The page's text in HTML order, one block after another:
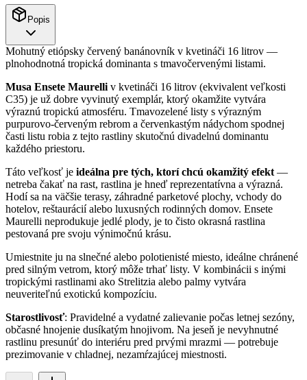
Popis
Mohutný etiópsky červený banánovník v kvetináči 16 litrov —
plnohodnotná tropická dominanta s tmavočervenými listami.
Musa Ensete Maurelli v kvetináči 16 litrov (ekvivalent veľkosti
C35) je už dobre vyvinutý exemplár, ktorý okamžite vytvára
výraznú tropickú atmosféru. Tmavozelené listy s výrazným
purpurovo-červeným rebrom a červenkastým nádychom spodnej
časti listu robia z tejto rastliny skutočnú divadelnú dominantu
každého priestoru.
Táto veľkosť je ideálna pre tých, ktorí chcú okamžitý efekt —
netreba čakať na rast, rastlina je hneď reprezentatívna a výrazná.
Hodí sa na väčšie terasy, záhradné parketové plochy, vchody do
hotelov, reštaurácií alebo luxusných rodinných domov. Ensete
Maurelli neprodukuje jedlé plody, je to čisto okrasná rastlina
pestovaná pre svoju výnimočnú krásu.
Umiestnite ju na slnečné alebo polotienisté miesto, ideálne chránené
pred silným vetrom, ktorý môže trhať listy. V kombinácii s inými
tropickými rastlinami ako Strelitzia alebo palmy vytvára
neuveriteľnú exotickú kompozíciu.
Starostlivosť: Pravidelné a vydatné zalievanie počas letnej sezóny,
občasné hnojenie dusíkatým hnojivom. Na jeseň je nevyhnutné
rastlinu presunúť do interiéru pred prvými mrazmi — potrebuje
prezimovanie v chladnej, nezamŕzajúcej miestnosti.